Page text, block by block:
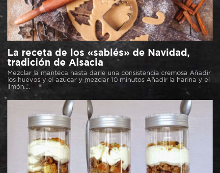
La receta de los «sablés» de Navidad,
tradición de Alsacia
Mezclar la manteca hasta darle una consistencia cremosa Añadir
los huevos y el azúcar y mezclar 10 minutos Añadir la harina y el
limón....